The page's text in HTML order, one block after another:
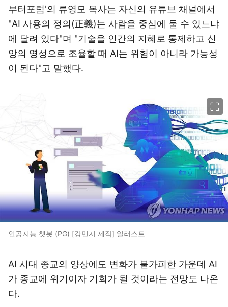
부터포럼'의 류영모 목사는 자신의 유튜브 채널에서
"AI 사용의 정의(正義)는 사람을 중심에 둘 수 있느냐
에 달려 있다"며 "기술을 인간의 지혜로 통제하고 신
앙의 영성으로 조율할 때 AI는 위험이 아니라 가능성
이 된다"고 말했다.
인공지능 챗봇 (PG) [강민지 제작] 일러스트
AI 시대 종교의 양상에도 변화가 불가피한 가운데 AI
가 종교에 위기이자 기회가 될 것이라는 전망도 나온
다.